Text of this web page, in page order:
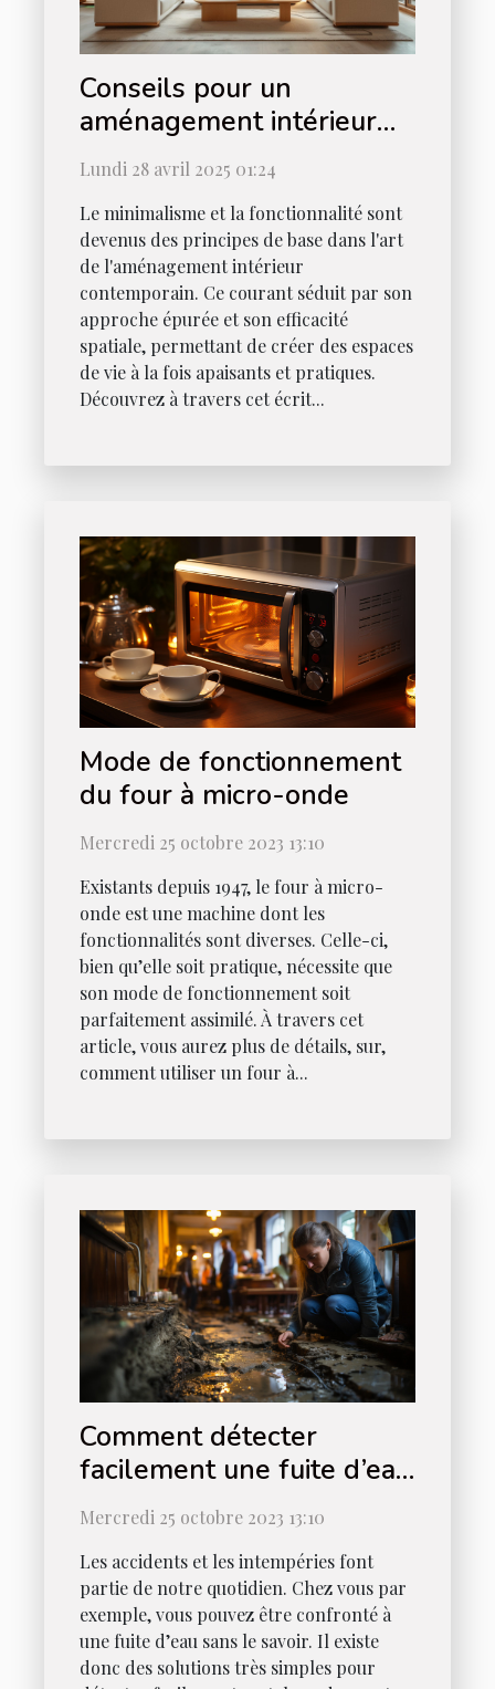
Conseils pour un
aménagement intérieur
minimaliste et fonctionnel
Lundi 28 avril 2025 01:24
Le minimalisme et la fonctionnalité sont
devenus des principes de base dans l'art
de l'aménagement intérieur
contemporain. Ce courant séduit par son
approche épurée et son efficacité
spatiale, permettant de créer des espaces
de vie à la fois apaisants et pratiques.
Découvrez à travers cet écrit...
Mode de fonctionnement
du four à micro-onde
Mercredi 25 octobre 2023 13:10
Existants depuis 1947, le four à micro-
onde est une machine dont les
fonctionnalités sont diverses. Celle-ci,
bien qu’elle soit pratique, nécessite que
son mode de fonctionnement soit
parfaitement assimilé. À travers cet
article, vous aurez plus de détails, sur,
comment utiliser un four à...
Comment détecter
facilement une fuite d’eau
chez vous ?
Mercredi 25 octobre 2023 13:10
Les accidents et les intempéries font
partie de notre quotidien. Chez vous par
exemple, vous pouvez être confronté à
une fuite d’eau sans le savoir. Il existe
donc des solutions très simples pour